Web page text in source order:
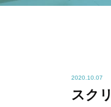
2020.10.07
スク